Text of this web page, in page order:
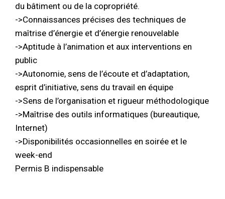
du bâtiment ou de la copropriété.
->Connaissances précises des techniques de
maîtrise d’énergie et d’énergie renouvelable
->Aptitude à l’animation et aux interventions en
public
->Autonomie, sens de l’écoute et d’adaptation,
esprit d’initiative, sens du travail en équipe
->Sens de l’organisation et rigueur méthodologique
->Maîtrise des outils informatiques (bureautique,
Internet)
->Disponibilités occasionnelles en soirée et le
week-end
Permis B indispensable